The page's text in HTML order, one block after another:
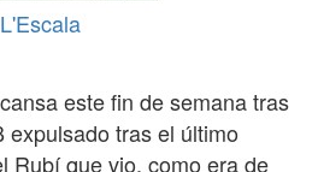
este fin de semana tras
expulsado tras el último
Rubí que vio, como era de